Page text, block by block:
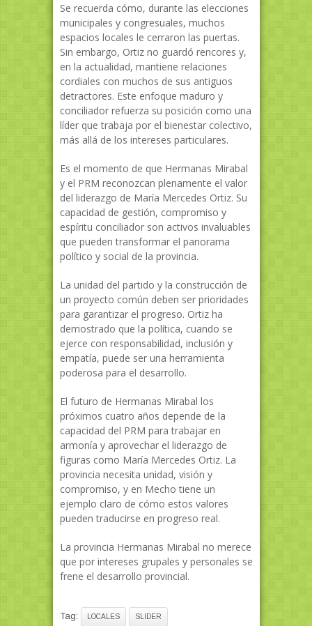
Se recuerda cómo, durante las elecciones
municipales y congresuales, muchos
espacios locales le cerraron las puertas.
Sin embargo, Ortiz no guardó rencores y,
en la actualidad, mantiene relaciones
cordiales con muchos de sus antiguos
detractores. Este enfoque maduro y
conciliador refuerza su posición como una
líder que trabaja por el bienestar colectivo,
más allá de los intereses particulares.
Es el momento de que Hermanas Mirabal
y el PRM reconozcan plenamente el valor
del liderazgo de María Mercedes Ortiz. Su
capacidad de gestión, compromiso y
espíritu conciliador son activos invaluables
que pueden transformar el panorama
político y social de la provincia.
La unidad del partido y la construcción de
un proyecto común deben ser prioridades
para garantizar el progreso. Ortiz ha
demostrado que la política, cuando se
ejerce con responsabilidad, inclusión y
empatía, puede ser una herramienta
poderosa para el desarrollo.
El futuro de Hermanas Mirabal los
próximos cuatro años depende de la
capacidad del PRM para trabajar en
armonía y aprovechar el liderazgo de
figuras como María Mercedes Ortiz. La
provincia necesita unidad, visión y
compromiso, y en Mecho tiene un
ejemplo claro de cómo estos valores
pueden traducirse en progreso real.
La provincia Hermanas Mirabal no merece
que por intereses grupales y personales se
frene el desarrollo provincial.
Tag: LOCALES SLIDER